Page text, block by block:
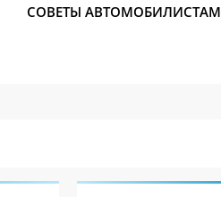
СОВЕТЫ АВТОМОБИЛИСТАМ